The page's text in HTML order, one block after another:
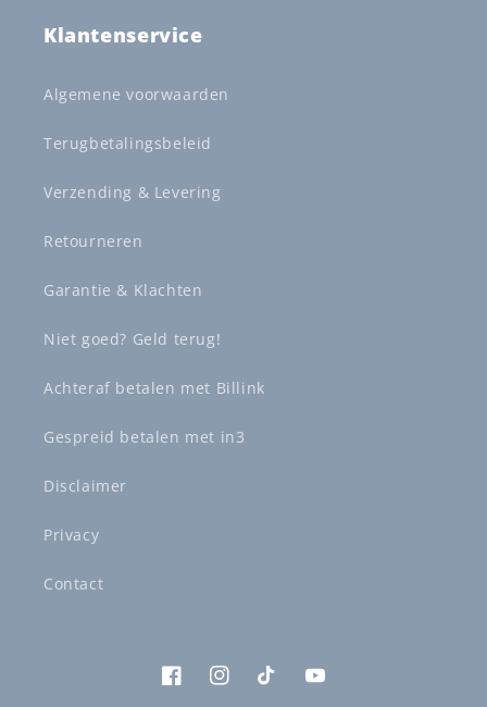
Klantenservice
Algemene voorwaarden
Terugbetalingsbeleid
Verzending & Levering
Retourneren
Garantie & Klachten
Niet goed? Geld terug!
Achteraf betalen met Billink
Gespreid betalen met in3
Disclaimer
Privacy
Contact
FacebookInstagramTikTokYouTube